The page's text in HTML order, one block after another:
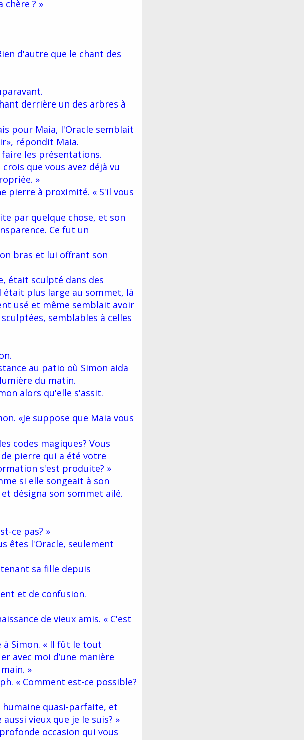
chère ? »
d'autre que le chant des
derrière un des arbres à
pour Maia, l'Oracle semblait
répondit Maia.
les présentations.
que vous avez déjà vu
»
pierre à proximité. « S'il vous
par quelque chose, et son
Ce fut un
bras et lui offrant son
était sculpté dans des
était plus large au sommet, là
usé et même semblait avoir
semblables à celles
au patio où Simon aida
du matin.
alors qu'elle s'assit.
«Je suppose que Maia vous
codes magiques? Vous
pierre qui a été votre
s'est produite? »
si elle songeait à son
désigna son sommet ailé.
ce pas? »
êtes l'Oracle, seulement
sa fille depuis
et de confusion.
de vieux amis. « C'est
à Simon. « Il fût le tout
avec moi d’une manière
»
« Comment est-ce possible?
humaine quasi-parfaite, et
vieux que je le suis? »
occasion qui vous